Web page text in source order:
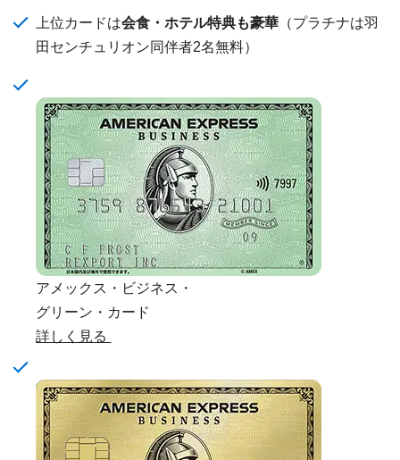
上位カードは会食・ホテル特典も豪華 （プラチナは羽
田センチュリオン同伴者2名無料）
アメックス・ビジネス・
グリーン・カード
詳しく見る